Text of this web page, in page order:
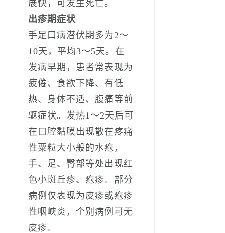
展快，可发生死亡。
出疹期症状
手足口病潜伏期多为2～
10天，平均3～5天。在
发病早期，患者常表现为
疲倦、食欲下降、有低
热、身体不适、腹痛等前
驱症状。发热1～2天后可
在口腔黏膜出现散在疼痛
性粟粒大小般的水疱，
手、足、臀部等处出现红
色小斑丘疹、疱疹。部分
病例仅表现为皮疹或疱疹
性咽峡炎，个别病例可无
皮疹。